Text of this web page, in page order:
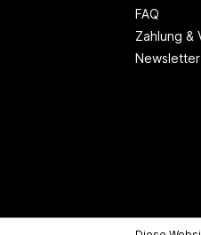
FAQ
Zahlung &
Newsletter